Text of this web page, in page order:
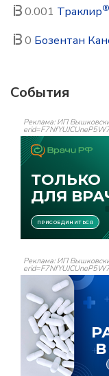
0.001 Траклир®
0 Бозентан
События
Реклама: ИП
Реклама: ИП